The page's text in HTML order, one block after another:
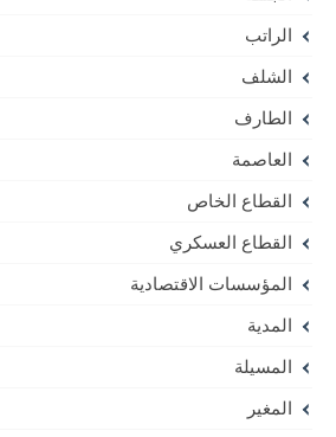
الراتب
الشلف
الطارف
العاصمة
القطاع الخاص
القطاع العسكري
المؤسسات الاقتصادية
المدية
المسيلة
المغير